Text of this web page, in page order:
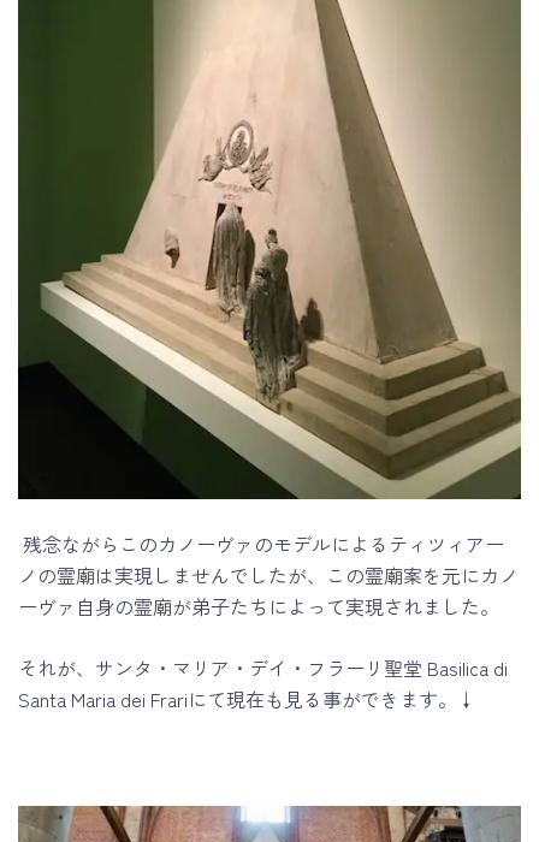
残念ながらこのカノーヴァのモデルによるティツィアー
ノの霊廟は実現しませんでしたが、この霊廟案を元にカノ
ーヴァ自身の霊廟が弟子たちによって実現されました。
それが、サンタ・マリア・デイ・フラーリ聖堂 Basilica di
Santa Maria dei Frariにて現在も見る事ができます。↓